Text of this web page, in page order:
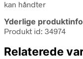
kan håndter
Yderlige
Produkt id: 34974
Relaterede